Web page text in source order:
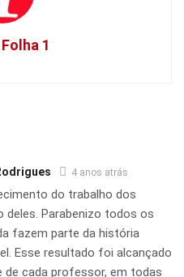
1
4 anos atrás
do trabalho dos
Parabenizo todos os
fazem parte da história
Esse resultado foi alcançado
cada professor, em todas